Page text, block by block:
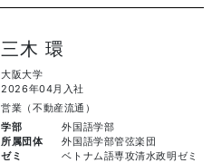
三木 環
大阪大学
2026年04月入社
営業（不動産流通）
学部
外国語学部
所属団体
外国語学部管弦楽団
ゼミ
ベトナム語専攻清水政明ゼミ